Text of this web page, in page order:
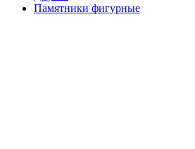
Памятники фигурные